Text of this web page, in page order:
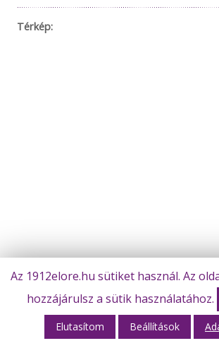
Térkép:
Az 1912elore.hu sütiket használ. Az
hozzájárulsz a sütik használatához.
Elutasítom Beállítások